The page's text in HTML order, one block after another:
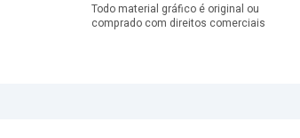
Todo material gráfico é original ou
comprado com direitos comerciais